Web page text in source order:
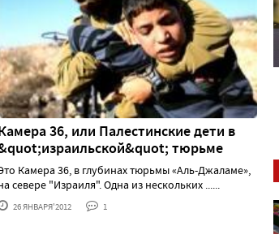
36, или Палестинские дети в
тюрьме
Камера 36, в глубинах тюрьмы «Аль-Джаламе»,
севере "Израиля". Одна из нескольких ......
26 ЯНВАРЯ'2012 1